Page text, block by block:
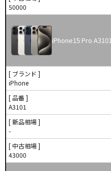
50000
iPhone15 Pro
[ ブランド ]
iPhone
[ 品番 ]
A3101
[ 新品相場 ]
-
[ 中古相場 ]
43000